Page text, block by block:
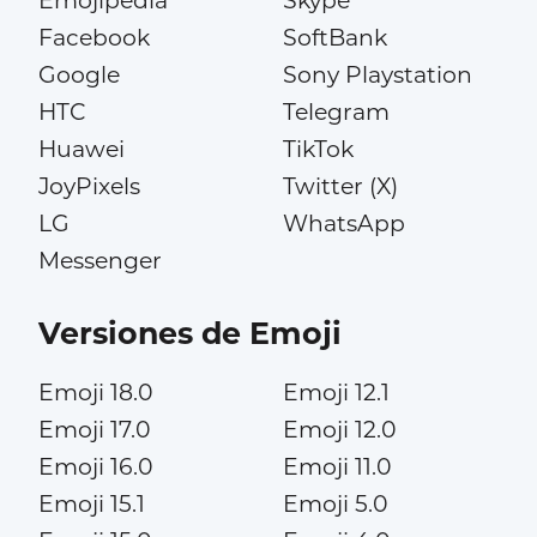
Facebook
Google
HTC
Huawei
JoyPixels
LG
Messenger
SoftBank
Sony Playstation
Telegram
TikTok
Twitter (X)
WhatsApp
Versiones de Emoji
Emoji 18.0
Emoji 17.0
Emoji 16.0
Emoji 15.1
Emoji 12.1
Emoji 12.0
Emoji 11.0
Emoji 5.0